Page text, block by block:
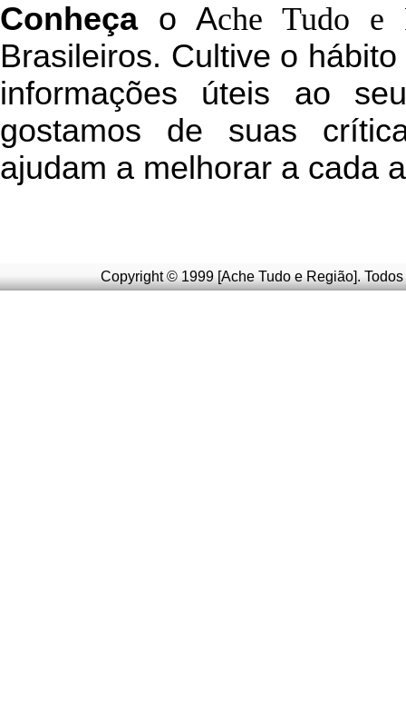
Conheçao Ache Tudo e
Brasileiros. Cultive o
informações úteis ao
gostamos de suas
ajudam a melhorar a cada
Copyright © 1999 [Ache Tudo e Região].